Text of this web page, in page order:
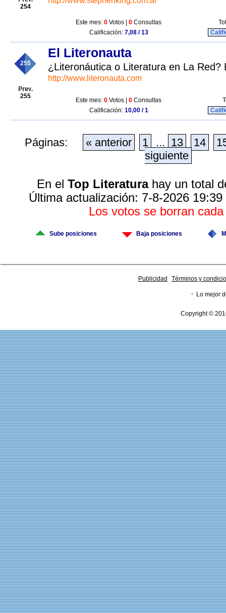
254
Este mes: 0 Votos | 0 Consultas
Calificación: 7,08 / 13
255
255
El Literonauta
¿Literonáutica o Literatura en La Red?
http://www.literonauta.com
Este mes: 0 Votos | 0 Consultas
Calificación: 10,00 / 1
Páginas: « anterior 1 ... 13 14
siguiente
En el Top Literaturahay un total
Última actualización: 7-8-2026
Los votos se borran
Sube posiciones Baja posiciones
Publicidad Términos y
· Lo mejor
Copyright ©